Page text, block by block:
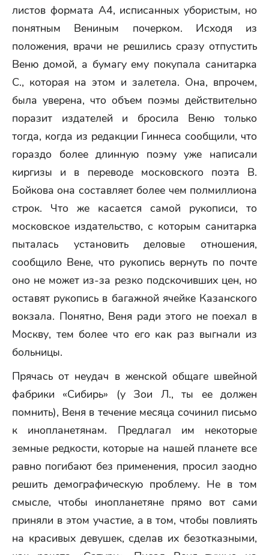
листов формата А4, исписанных убористым, но
понятным Вениным почерком. Исходя из
положения, врачи не решились сразу отпустить
Веню домой, а бумагу ему покупала санитарка
С., которая на этом и залетела. Она, впрочем,
была уверена, что объем поэмы действительно
поразит издателей и бросила Веню только
тогда, когда из редакции Гиннеса сообщили, что
гораздо более длинную поэму уже написали
киргизы и в переводе московского поэта В.
Бойкова она составляет более чем полмиллиона
строк. Что же касается самой рукописи, то
московское издательство, с которым санитарка
пыталась установить деловые отношения,
сообщило Вене, что рукопись вернуть по почте
оно не может из-за резко подскочивших цен, но
оставят рукопись в багажной ячейке Казанского
вокзала. Понятно, Веня ради этого не поехал в
Москву, тем более что его как раз выгнали из
больницы.
Прячась от неудач в женской общаге швейной
фабрики «Сибирь» (у Зои Л., ты ее должен
помнить), Веня в течение месяца сочинил письмо
к инопланетянам. Предлагал им некоторые
земные редкости, которые на нашей планете все
равно погибают без применения, просил заодно
решить демографическую проблему. Не в том
смысле, чтобы инопланетяне прямо вот сами
приняли в этом участие, а в том, чтобы повлиять
на красивых девушек, сделав их безотказными,